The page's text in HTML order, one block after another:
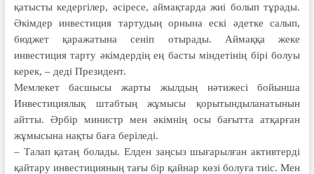
қатысты кедергілер, әсіресе, аймақтарда жиі болып тұрады.
Әкімдер инвестиция тартудың орнына ескі әдетке салып,
бюджет қаражатына сеніп отырады. Аймаққа жеке
инвестиция тарту әкімдердің ең басты міндетінің бірі болуы
керек, – деді Президент.
Мемлекет басшысы жарты жылдың нәтижесі бойынша
Инвестициялық штабтың жұмысы қорытындыланатынын
айтты. Әрбір министр мен әкімнің осы бағытта атқарған
жұмысына нақты баға беріледі.
– Талап қатаң болады. Елден заңсыз шығарылған активтерді
қайтару инвестицияның тағы бір қайнар көзі болуға тиіс. Мен